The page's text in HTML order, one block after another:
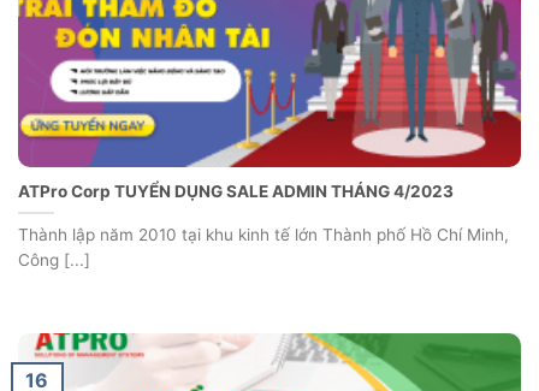
ATPro Corp TUYỂN DỤNG SALE ADMIN THÁNG 4/2023
Thành lập năm 2010 tại khu kinh tế lớn Thành phố Hồ Chí Minh,
Công [...]
16